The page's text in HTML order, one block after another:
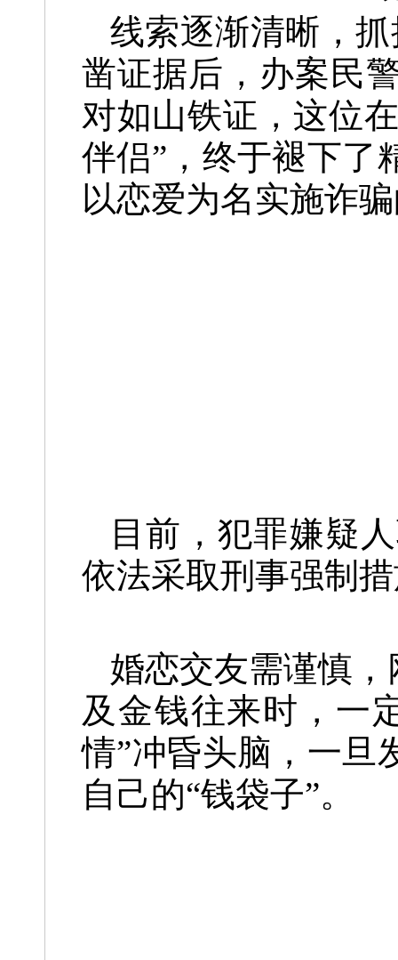
线索逐渐清晰，
凿证据后，办案民
对如山铁证，这位
伴侣”，终于褪下了
以恋爱为名实施诈
目前，犯罪嫌疑
依法采取刑事强制
婚恋交友需谨慎
及金钱往来时，一
情”冲昏头脑，一旦
自己的“钱袋子”。